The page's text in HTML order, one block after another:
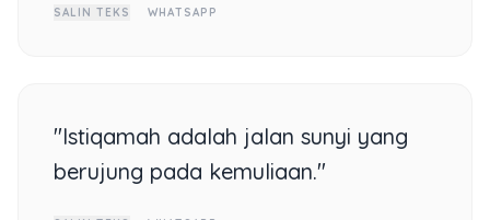
SALIN TEKS WHATSAPP
"Istiqamah adalah jalan sunyi yang
berujung pada kemuliaan."